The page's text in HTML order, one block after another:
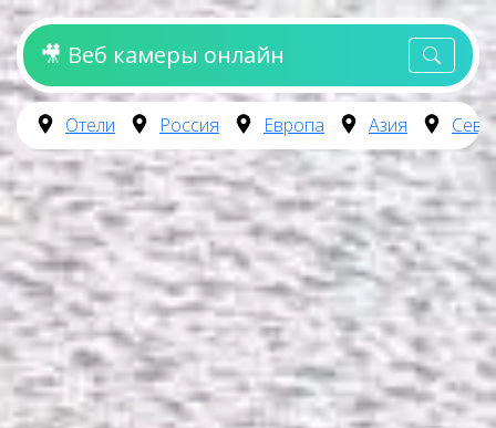
🎥 Веб камеры онлайн
Отели Россия Европа Азия